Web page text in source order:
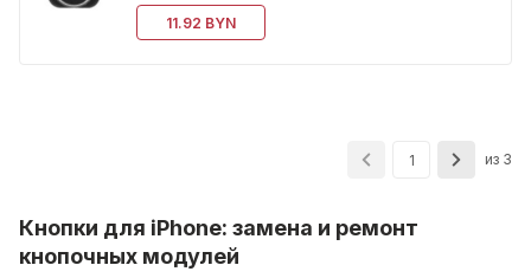
11.92 BYN
1 из 3
Кнопки для iPhone: замена и ремонт
кнопочных модулей